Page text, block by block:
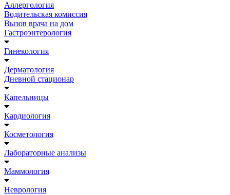
Аллергология
Водительская комиссия
Вызов врача на дом
Гастроэнтерология
Гинекология
Дерматология
Дневной стационар
Капельницы
Кардиология
Косметология
Лабораторные анализы
Маммология
Неврология